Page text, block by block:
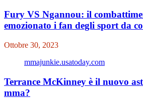
Fury VS Ngannou: il
emozionato i fan degli sport da
Ottobre 30, 2023
mmajunkie.usatoday.com
Terrance McKinney è il nuovo
mma?